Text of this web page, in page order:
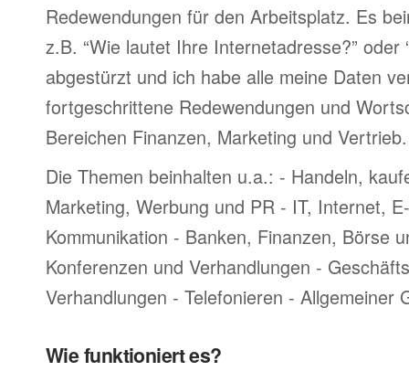
Redewendungen für den Arbeitsplatz. Es
z.B. “Wie lautet Ihre Internetadresse?” oder
abgestürzt und ich habe alle meine Daten
fortgeschrittene Redewendungen und
Bereichen Finanzen, Marketing und Vertrieb.
Die Themen beinhalten u.a.: - Handeln,
Marketing, Werbung und PR - IT, Internet,
Kommunikation - Banken, Finanzen, Börse
Konferenzen und Verhandlungen -
Verhandlungen - Telefonieren - Allgemeiner
Wie funktioniert es?